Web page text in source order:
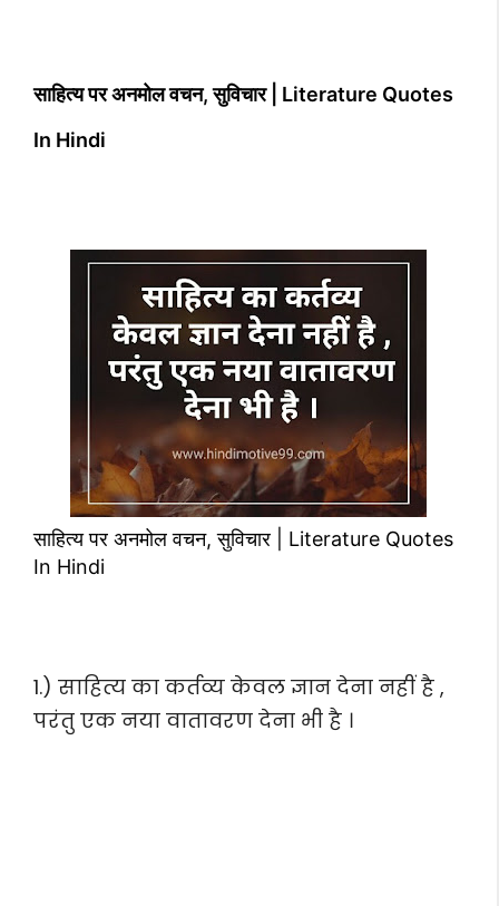
साहित्य पर अनमोल वचन, सुविचार | Literature Quotes
In Hindi
साहित्य पर अनमोल वचन, सुविचार | Literature Quotes
In Hindi
1.) साहित्य का कर्तव्य केवल ज्ञान देना नहीं है ,
परंतु एक नया वातावरण देना भी है ।